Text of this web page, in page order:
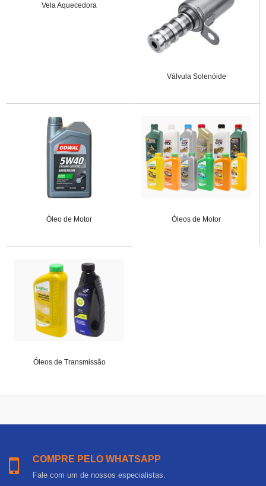
Vela Aquecedora
Válvula Solenóide
Óleo de Motor Óleos de Motor
Óleos de Transmissão
COMPRE PELO WHATSAPP
Fale com um de nossos especialistas.